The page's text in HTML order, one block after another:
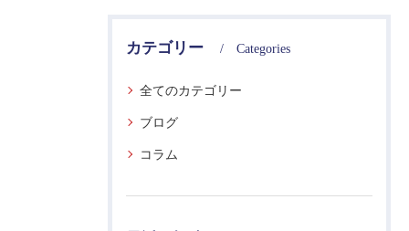
カテゴリー Categories
全てのカテゴリー
ブログ
コラム